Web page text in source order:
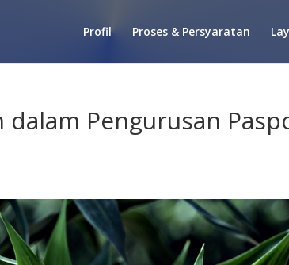
Profil Proses & Persyaratan
Pengurusan